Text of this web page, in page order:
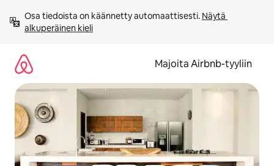
sisältö
väliin
Osa tiedoista on käännetty automaattisesti. Näytä
alkuperäinen kieli
Majoita Airbnb-tyyliin